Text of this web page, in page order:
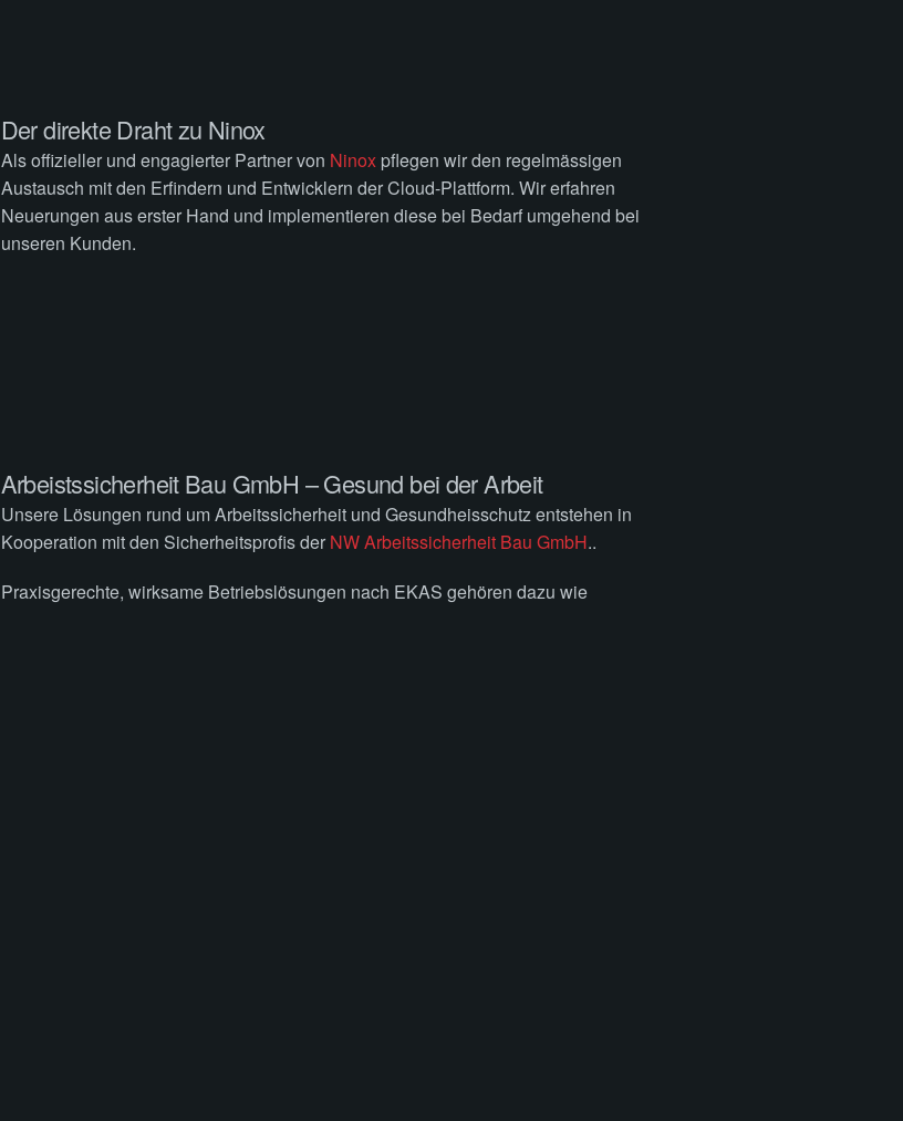
Der direkte Draht zu Ninox
Als offizieller und engagierter Partner von Ninoxpflegen wir den regelmässigen
Austausch mit den Erfindern und Entwicklern der Cloud-Plattform. Wir erfahren
Neuerungen aus erster Hand und implementieren diese bei Bedarf umgehend bei
unseren Kunden.
Arbeistssicherheit Bau GmbH – Gesund bei der Arbeit
Unsere Lösungen rund um Arbeitssicherheit und Gesundheisschutz entstehen in
Kooperation mit den Sicherheitsprofis der NW Arbeitssicherheit Bau GmbH..
Praxisgerechte, wirksame Betriebslösungen nach EKAS gehören dazu wie
6287 Aesch LUDatenschutz| Impressum
© 2025www.munsch-consult.ch